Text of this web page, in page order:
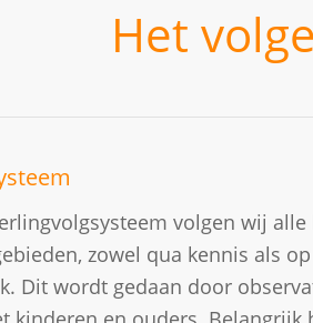
Het
volgen wij
zowel qua kennis als
Dit wordt gedaan door